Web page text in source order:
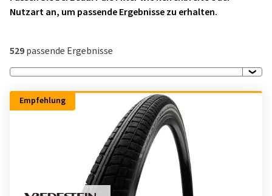
Nutzart an, um passende Ergebnisse zu erhalten.
529passende Ergebnisse
Empfehlung